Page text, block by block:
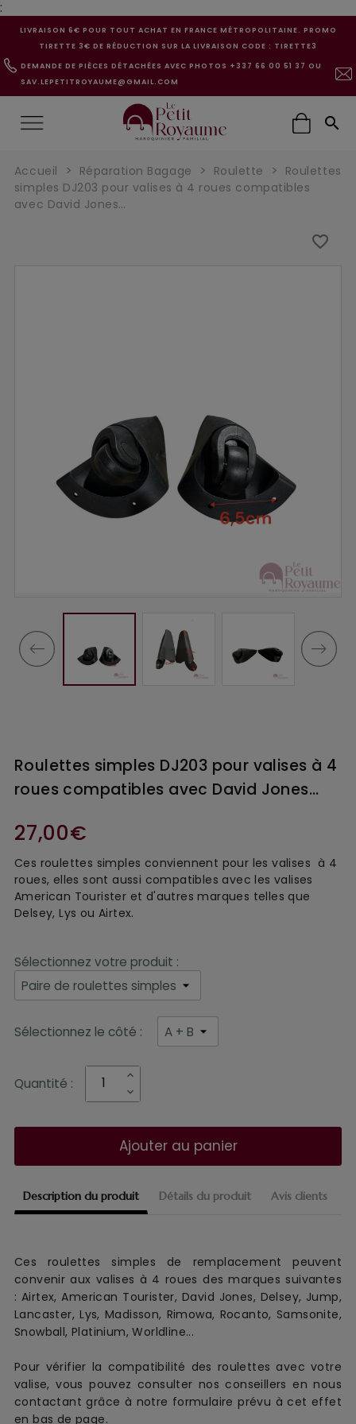
:
LIVRAISON 6€ POUR TOUT ACHAT EN FRANCE MÉTROPOLITAINE. PROMO
TIRETTE 3€ DE RÉDUCTION SUR LA LIVRAISON CODE : TIRETTE3
DEMANDE DE PIÈCES DÉTACHÉES AVEC PHOTOS +337 66 00 51 37 OU
SAV.LEPETITROYAUME@GMAIL.COM

Accueil Réparation Bagage Roulette
Roulettes
simples DJ203 pour valises à 4 roues compatibles
avec David Jones…
Description du produit Détails du produit Avis clients
Ces roulettes simples de remplacement peuvent
convenir aux valises à 4 roues des marques suivantes
: Airtex, American Tourister, David Jones, Delsey, Jump,
Lancaster, Lys, Madisson, Rimowa, Rocanto, Samsonite,
Snowball, Platinium, Worldline...
Pour vérifier la compatibilité des roulettes avec votre
valise, vous pouvez consulter nos conseillers en nous
contactant grâce à notre formulaire prévu à cet effet
en bas de page.
Roulettes simples DJ203 pour valises à 4
roues compatibles avec David Jones…
27,00€
Ces roulettes simples conviennent pour les valises à 4
roues, elles sont aussi compatibles avec les valises
American Tourister et d'autres marques telles que
Delsey, Lys ou Airtex.
Sélectionnez votre produit :
Sélectionnez le côté :
Quantité :
Ajouter au panier
favorite_border